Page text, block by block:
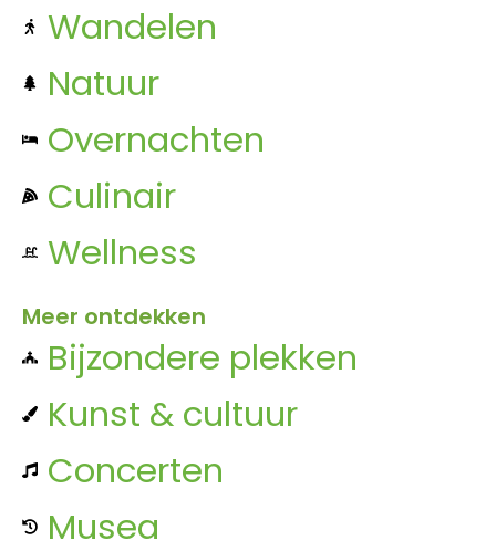
Wandelen
Natuur
Overnachten
Culinair
Wellness
Meer ontdekken
Bijzondere plekken
Kunst & cultuur
Concerten
Musea